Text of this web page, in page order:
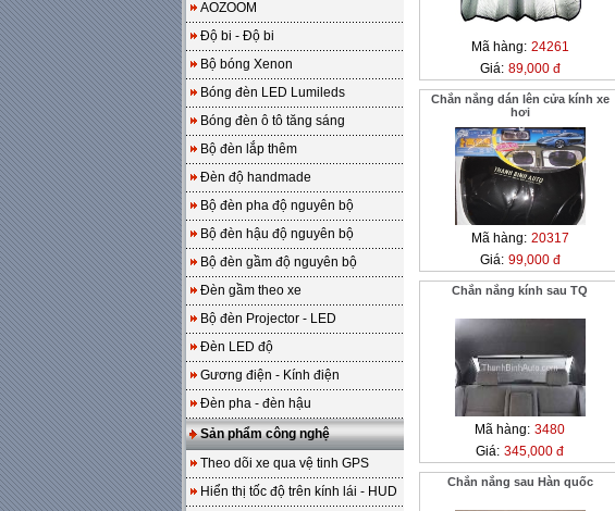
AOZOOM
Độ bi - Độ bi
Bộ bóng Xenon
Bóng đèn LED Lumileds
Bóng đèn ô tô tăng sáng
Bộ đèn lắp thêm
Đèn độ handmade
Bộ đèn pha độ nguyên bộ
Bộ đèn hậu độ nguyên bộ
Bộ đèn gầm độ nguyên bộ
Đèn gầm theo xe
Bộ đèn Projector - LED
Đèn LED độ
Gương điện - Kính điện
Đèn pha - đèn hậu
Sản phẩm công nghệ
Theo dõi xe qua vệ tinh GPS
Hiển thị tốc độ trên kính lái - HUD
Mã hàng: 24261
Giá: 89,000 đ
Chắn nắng dán lên cửa kính xe
hơi
Mã hàng: 20317
Giá: 99,000 đ
Chắn nắng kính sau TQ
Mã hàng: 3480
Giá: 345,000 đ
Chắn nắng sau Hàn quốc